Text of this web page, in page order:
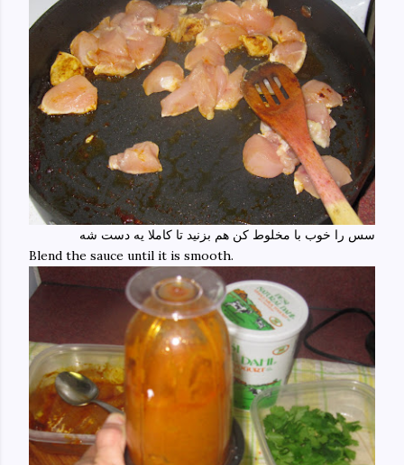
سس را خوب با مخلوط کن هم بزنید تا کاملا یه دست شه
Blend the sauce until it is smooth.